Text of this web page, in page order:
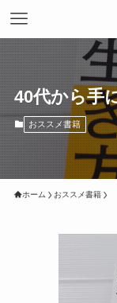
40代から手
おススメ書籍
ホーム おススメ書籍